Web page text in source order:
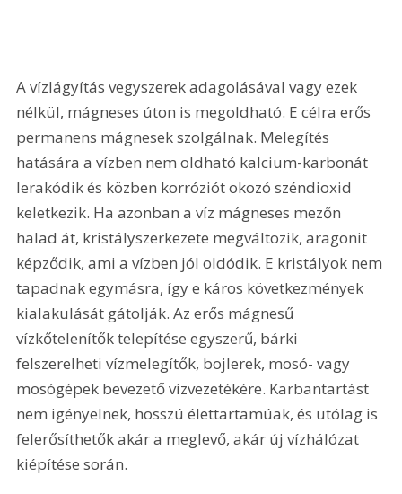
A vízlágyítás vegyszerek adagolásával vagy ezek
nélkül, mágneses úton is megoldható. E célra erős
permanens mágnesek szolgálnak. Melegítés
hatására a vízben nem oldható kalcium-karbonát
lerakódik és közben korróziót okozó széndioxid
keletkezik. Ha azonban a víz mágneses mezőn
halad át, kristályszerkezete megváltozik, aragonit
képződik, ami a vízben jól oldódik. E kristályok nem
tapadnak egymásra, így e káros következmények
kialakulását gátolják. Az erős mágnesű
vízkőtelenítők telepítése egyszerű, bárki
felszerelheti vízmelegítők, bojlerek, mosó- vagy
mosógépek bevezető vízvezetékére. Karbantartást
nem igényelnek, hosszú élettartamúak, és utólag is
felerősíthetők akár a meglevő, akár új vízhálózat
kiépítése során.